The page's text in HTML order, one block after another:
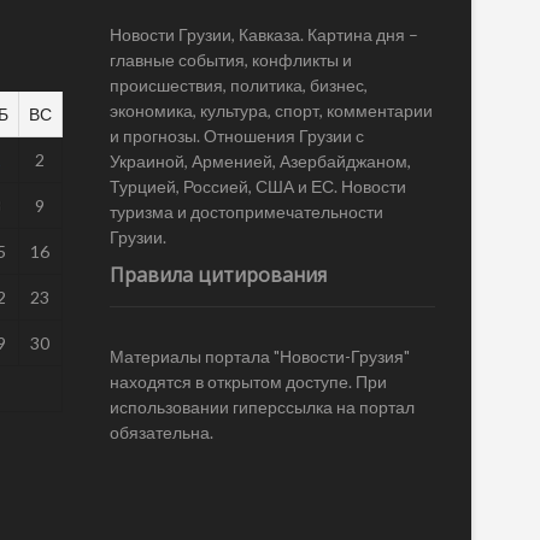
ВС
2
9
16
23
30
Новости Грузии, Кавказа. Картина дня –
главные события, конфликты и
происшествия, политика, бизнес,
экономика, культура, спорт, комментарии
и прогнозы. Отношения Грузии с
Украиной, Арменией, Азербайджаном,
Турцией, Россией, США и ЕС. Новости
туризма и достопримечательности
Грузии.
Правила цитирования
Материалы портала "Новости-Грузия"
находятся в открытом доступе. При
использовании гиперссылка на портал
обязательна.